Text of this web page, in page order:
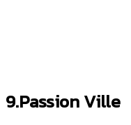
9.Passion Ville